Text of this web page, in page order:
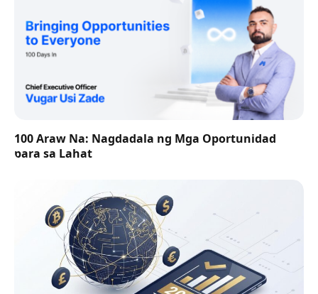
100 Araw Na: Nagdadala ng Mga Oportunidad
para sa Lahat